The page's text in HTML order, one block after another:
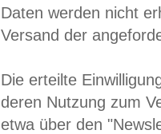
Daten werden nicht
Versand der
Die erteilte
deren Nutzung zum
etwa über den